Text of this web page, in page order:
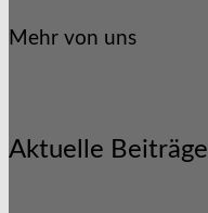
Mehr von uns
Aktuelle Beiträge